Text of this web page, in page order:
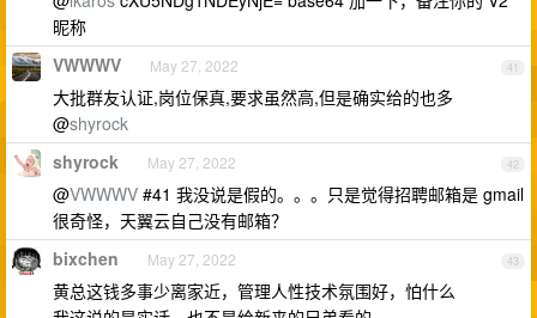
昵称
41
VWWWV May 27, 2022
大批群友认证,岗位保真,要求虽然高,但是确实给的也多
@shyrock
42
shyrock May 27, 2022
@VWWWV #41 我没说是假的。。。只是觉得招聘邮箱是 gmail
很奇怪，天翼云自己没有邮箱？
43
bixchen May 27, 2022
黄总这钱多事少离家近，管理人性技术氛围好，怕什么